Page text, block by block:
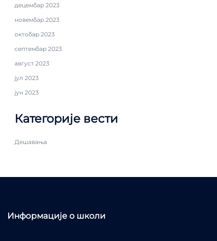
децембар 2023
новембар 2023
октобар 2023
септембар 2023
август 2023
јул 2023
јун 2023
Категорије вести
Дешавања
Информације о школи